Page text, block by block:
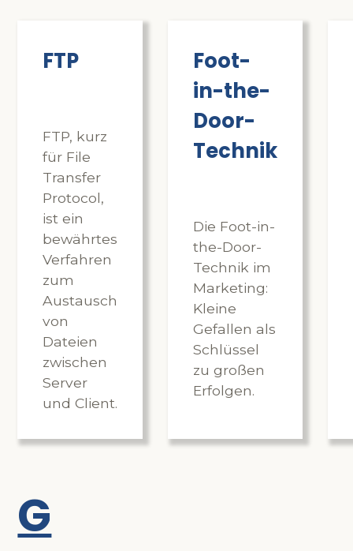
FTP
FTP, kurz
für File
Transfer
Protocol,
ist ein
bewährtes
Verfahren
zum
Austausch
von
Dateien
zwischen
Server
und Client.
Foot-
in-the-
Door-
Technik
Die Foot-in-
the-Door-
Technik im
Marketing:
Kleine
Gefallen als
Schlüssel
zu großen
Erfolgen.
G